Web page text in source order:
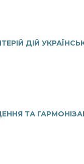
ДІЙ
ТА